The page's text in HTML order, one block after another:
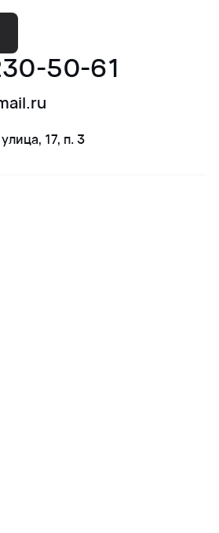
50-61
17, п. 3